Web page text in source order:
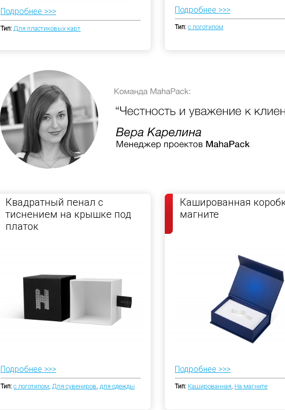
Подробнее >>>
Тип: Для пластиковых карт
Подробнее >>>
Тип: с логотипом
Квадратный пенал с
тиснением на крышке под
платок
Подробнее >>>
Тип: с логотипом, Для сувениров, для одежды
Кашированная
магните
Подробнее >>>
Тип: Кашированная, На магните